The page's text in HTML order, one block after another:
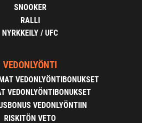
SNOOKER
RALLI
NYRKKEILY / UFC
VEDONLYÖNTI
VEDONLYÖNTIBONUKSET
VEDONLYÖNTIBONUKSET
VEDONLYÖNTIIN
RISKITÖN VETO